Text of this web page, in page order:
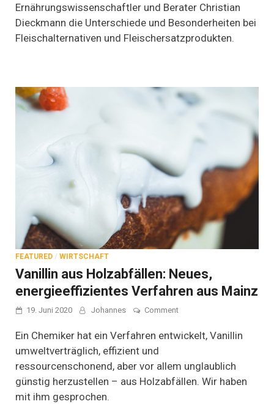
Zellkultur:
Milliardenmarkt“
–
Christian
Dieckmann
Ernährungswissenschaftler und Berater Christian
Dieckmann die Unterschiede und Besonderheiten bei
Fleischalternativen und Fleischersatzprodukten.
FEATURED / WIRTSCHAFT
Vanillin aus Holzabfällen: Neues,
energieeffizientes Verfahren aus Mainz
19. Juni 2020 Johannes Commenton
aus
Holzabfällen:
energieeffizientes
Verfahren
aus
Ein Chemiker hat ein Verfahren entwickelt, Vanillin
umweltverträglich, effizient und
ressourcenschonend, aber vor allem unglaublich
günstig herzustellen – aus Holzabfällen. Wir haben
mit ihm gesprochen.